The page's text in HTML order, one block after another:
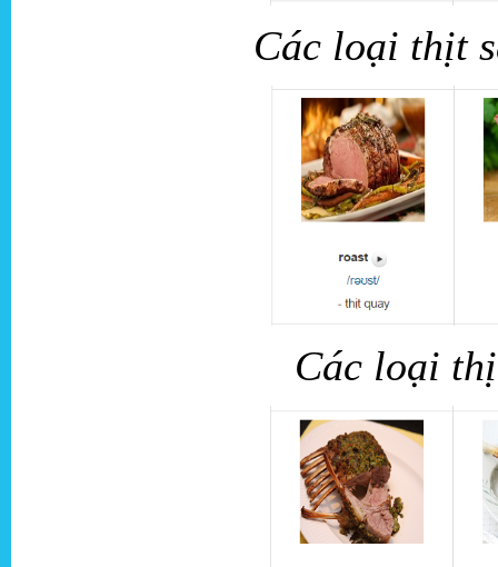
Các loại thịt
Các loại